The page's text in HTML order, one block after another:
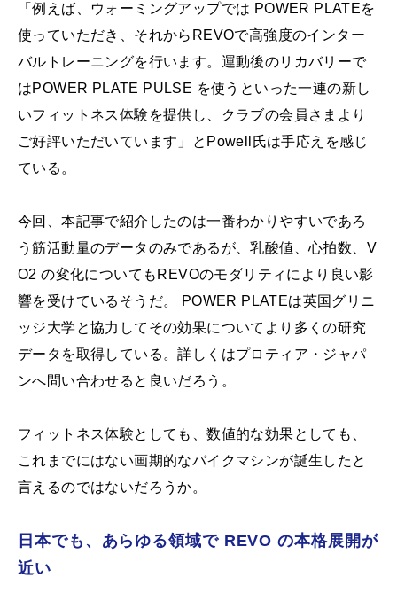
「例えば、ウォーミングアップでは POWER PLATEを
使っていただき、それからREVOで高強度のインター
バルトレーニングを行います。運動後のリカバリーで
はPOWER PLATE PULSE を使うといった一連の新し
いフィットネス体験を提供し、クラブの会員さまより
ご好評いただいています」とPowell氏は手応えを感じ
ている。
今回、本記事で紹介したのは一番わかりやすいであろ
う筋活動量のデータのみであるが、乳酸値、心拍数、V
O2 の変化についてもREVOのモダリティにより良い影
響を受けているそうだ。 POWER PLATEは英国グリニ
ッジ大学と協力してその効果についてより多くの研究
データを取得している。詳しくはプロティア・ジャパ
ンへ問い合わせると良いだろう。
フィットネス体験としても、数値的な効果としても、
これまでにはない画期的なバイクマシンが誕生したと
言えるのではないだろうか。
日本でも、あらゆる領域で REVO の本格展開が
近い